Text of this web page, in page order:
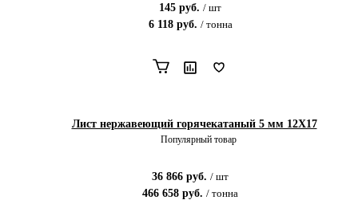
145 руб. / шт
6 118руб. / тонна
Лист нержавеющий горячекатаный 5 мм 12X17
Популярный товар
36 866 руб. / шт
466 658 руб. / тонна